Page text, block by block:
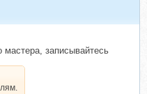
записывайтесь